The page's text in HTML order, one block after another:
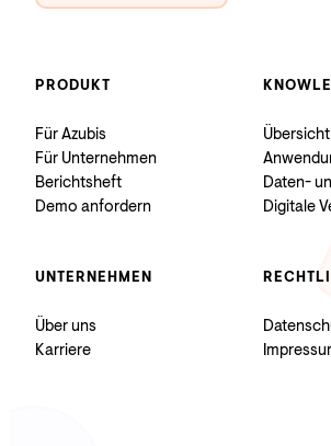
PRODUKT
Für Azubis
Für Unternehmen
Berichtsheft
Demo anfordern
Übersicht
Daten-
Digitale
UNTERNEHMEN
Über uns
Karriere